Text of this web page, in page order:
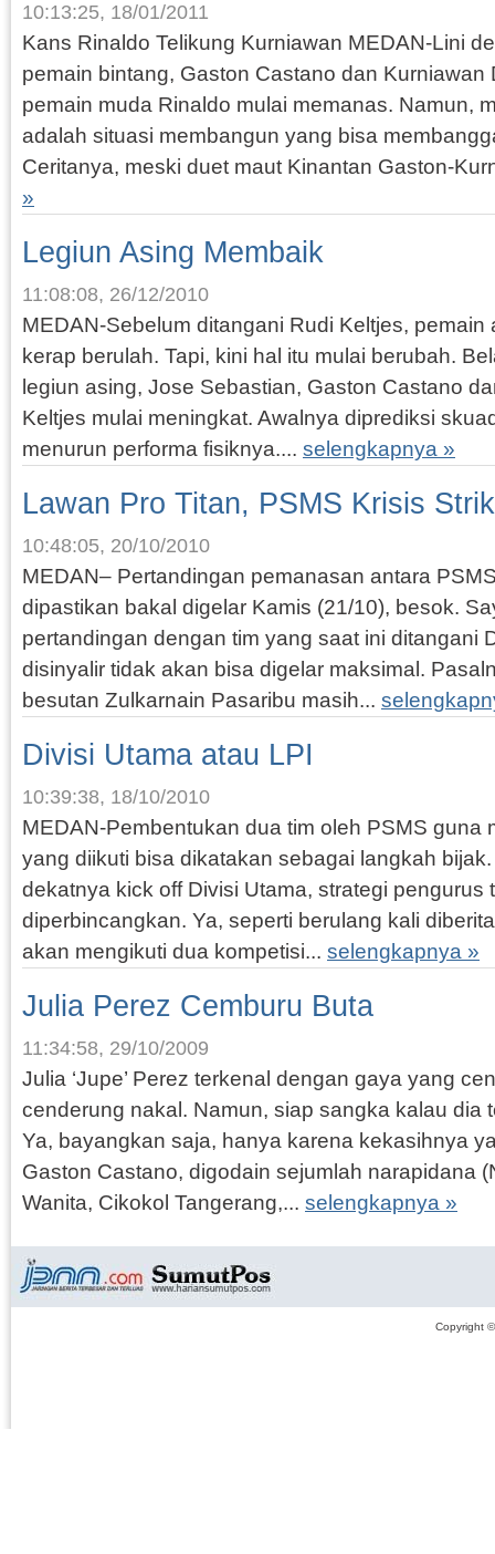
10:13:25, 18/01/2011
Kans Rinaldo Telikung Kurniawan MEDAN-Lini
pemain bintang, Gaston Castano dan Kurniawan
pemain muda Rinaldo mulai memanas. Namun,
adalah situasi membangun yang bisa
Ceritanya, meski duet maut Kinantan Gaston-
»
Legiun Asing Membaik
11:08:08, 26/12/2010
MEDAN-Sebelum ditangani Rudi Keltjes, pemain
kerap berulah. Tapi, kini hal itu mulai berubah.
legiun asing, Jose Sebastian, Gaston Castano
Keltjes mulai meningkat. Awalnya diprediksi
menurun performa fisiknya.... selengkapnya »
Lawan Pro Titan, PSMS Krisis
10:48:05, 20/10/2010
MEDAN– Pertandingan pemanasan antara
dipastikan bakal digelar Kamis (21/10), besok.
pertandingan dengan tim yang saat ini ditangani
disinyalir tidak akan bisa digelar maksimal.
besutan Zulkarnain Pasaribu masih...
Divisi Utama atau LPI
10:39:38, 18/10/2010
MEDAN-Pembentukan dua tim oleh PSMS guna
yang diikuti bisa dikatakan sebagai langkah
dekatnya kick off Divisi Utama, strategi pengurus
diperbincangkan. Ya, seperti berulang kali
akan mengikuti dua kompetisi... selengkapnya »
Julia Perez Cemburu Buta
11:34:58, 29/10/2009
Julia ‘Jupe’ Perez terkenal dengan gaya yang
cenderung nakal. Namun, siap sangka kalau dia
Ya, bayangkan saja, hanya karena kekasihnya
Gaston Castano, digodain sejumlah narapidana
Wanita, Cikokol Tangerang,... selengkapnya »
Copyright